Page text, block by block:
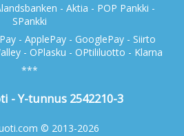
- Aktia - POP Pankki -
SPankki
- ApplePay - GooglePay - Siirto
- OPlasku - OPtililuotto - Klarna
***
- Y-tunnus 2542210-3
© 2013-2026